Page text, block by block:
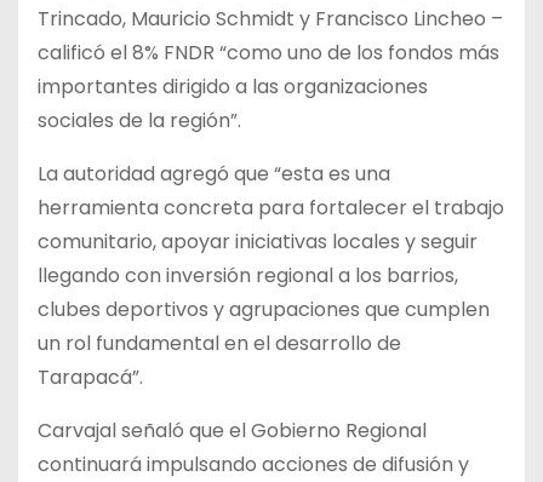
Trincado, Mauricio Schmidt y Francisco Lincheo –
calificó el 8% FNDR “como uno de los fondos más
importantes dirigido a las organizaciones
sociales de la región”.
La autoridad agregó que “esta es una
herramienta concreta para fortalecer el trabajo
comunitario, apoyar iniciativas locales y seguir
llegando con inversión regional a los barrios,
clubes deportivos y agrupaciones que cumplen
un rol fundamental en el desarrollo de
Tarapacá”.
Carvajal señaló que el Gobierno Regional
continuará impulsando acciones de difusión y